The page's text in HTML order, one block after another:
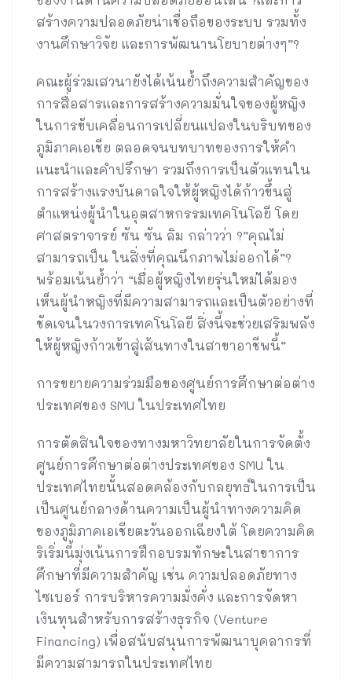
สร้างความปลอดภัยน่าเชื่อถือของระบบ รวมทั้ง
งานศึกษาวิจัย และการพัฒนานโยบายต่างๆ”?
คณะผู้ร่วมเสวนายังได้เน้นย้ำถึงความสำคัญของ
การสื่อสารและการสร้างความมั่นใจของผู้หญิง
ในการขับเคลื่อนการเปลี่ยนแปลงในบริบทของ
ภูมิภาคเอเชีย ตลอดจนบทบาทของการให้คำ
แนะนำและคำปรึกษา รวมถึงการเป็นตัวแทนใน
การสร้างแรงบันดาลใจให้ผู้หญิงได้ก้าวขึ้นสู่
ตำแหน่งผู้นำในอุตสาหกรรมเทคโนโลยี โดย
ศาสตราจารย์ ซัน ซัน ลิม กล่าวว่า ?”คุณไม่
สามารถเป็น ในสิ่งที่คุณนึกภาพไม่ออกได้”?
พร้อมเน้นย้ำว่า “เมื่อผู้หญิงไทยรุ่นใหม่ได้มอง
เห็นผู้นำหญิงที่มีความสามารถและเป็นตัวอย่างที่
ชัดเจนในวงการเทคโนโลยี สิ่งนี้จะช่วยเสริมพลัง
ให้ผู้หญิงก้าวเข้าสู่เส้นทางในสาขาอาชีพนี้”
การขยายความร่วมมือของศูนย์การศึกษาต่อต่าง
ประเทศของ SMU ในประเทศไทย
การตัดสินใจของทางมหาวิทยาลัยในการจัดตั้ง
ศูนย์การศึกษาต่อต่างประเทศของ SMU ใน
ประเทศไทยนั้นสอดคล้องกับกลยุทธ์ในการเป็น
เป็นศูนย์กลางด้านความเป็นผู้นำทางความคิด
ของภูมิภาคเอเชียตะวันออกเฉียงใต้ โดยความคิด
ริเริ่มนี้มุ่งเน้นการฝึกอบรมทักษะในสาขาการ
ศึกษาที่มีความสำคัญ เช่น ความปลอดภัยทาง
ไซเบอร์ การบริหารความมั่งคั่ง และการจัดหา
เงินทุนสำหรับการสร้างธุรกิจ (Venture
Financing) เพื่อสนับสนุนการพัฒนาบุคลากรที่
มีความสามารถในประเทศไทย